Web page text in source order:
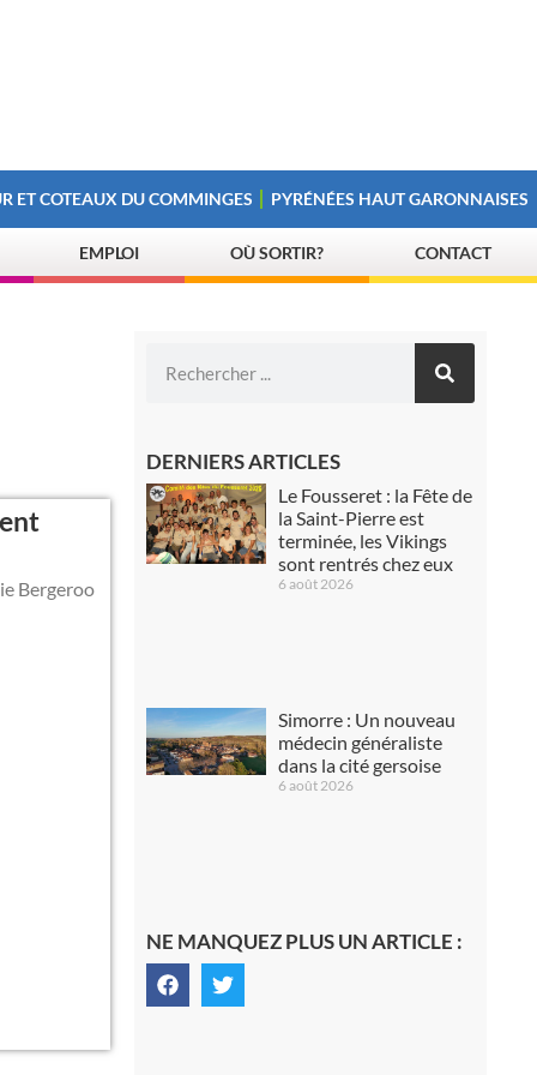
ET COTEAUX DU COMMINGES PYRÉNÉES HAUT GARONNAISES
EMPLOI OÙ SORTIR? CONTACT
Bergeroo
DERNIERS ARTICLES
Le Fousseret : la Fête de
la Saint-Pierre est
terminée, les Vikings
sont rentrés chez eux
6 août 2026
Simorre : Un nouveau
médecin généraliste
dans la cité gersoise
6 août 2026
NE MANQUEZ PLUS UN ARTICLE :